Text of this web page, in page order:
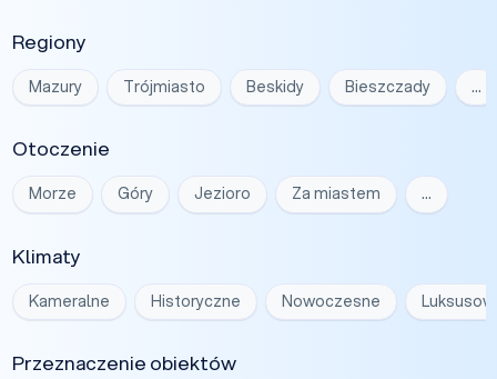
Regiony
Mazury Trójmiasto Beskidy Bieszczady …
Otoczenie
Morze Góry Jezioro Za miastem …
Klimaty
Kameralne Historyczne Nowoczesne
Przeznaczenie obiektów